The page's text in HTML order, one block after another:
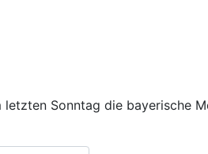
Sonntag die bayerische